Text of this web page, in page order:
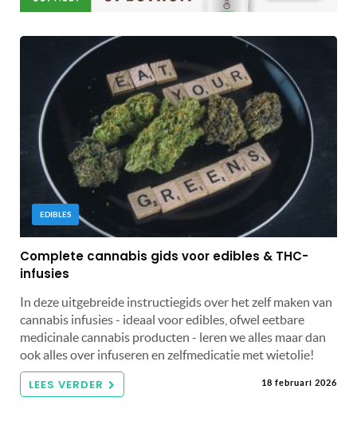
EDIBLES
Complete cannabis gids voor edibles & THC-
infusies
In deze uitgebreide instructiegids over het zelf maken van
cannabis infusies - ideaal voor edibles, ofwel eetbare
medicinale cannabis producten - leren we alles maar dan
ook alles over infuseren en zelfmedicatie met wietolie!
LEES VERDER 18 februari 2026